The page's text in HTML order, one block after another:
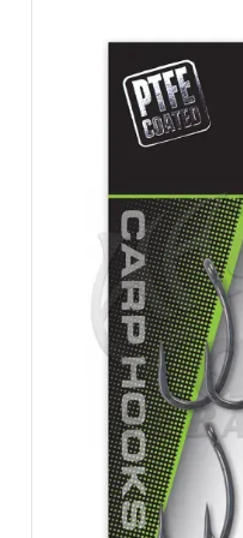
the-road értékesítési
szakértői marketing- és
speciális tervezési osztályt
Természetesen beleértve
termékfejlesztést és egy
Az utóbbi években, az új
Brentwood-ban, az
tovább növekedett. Több
több mint 30 országban
beleértve az USA-t, Japánt
márkaportfóliója hírnevét
és a minőség szempontok.
Micron jelzők, Flatliner
Edges kiegészítők, Supa
táskarendszerek, széles
tekintik a saját márkájuknak.